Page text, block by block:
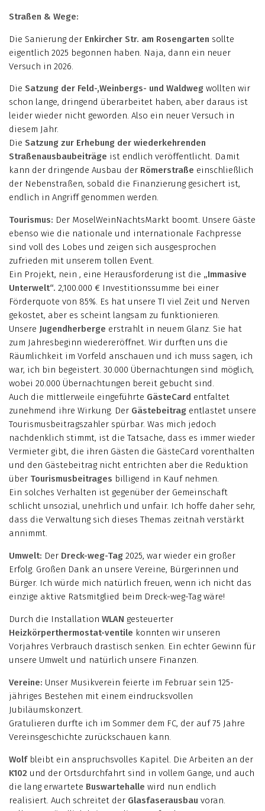
Straßen & Wege:
Die Sanierung der Enkircher Str. am Rosengarten sollte
eigentlich 2025 begonnen haben. Naja, dann ein neuer
Versuch in 2026.
Die Satzung der Feld-,Weinbergs- und Waldweg wollten wir
schon lange, dringend überarbeitet haben, aber daraus ist
leider wieder nicht geworden. Also ein neuer Versuch in
diesem Jahr.
Die Satzung zur Erhebung der wiederkehrenden
Straßenausbaubeiträge ist endlich veröffentlicht. Damit
kann der dringende Ausbau der Römerstraße einschließlich
der Nebenstraßen, sobald die Finanzierung gesichert ist,
endlich in Angriff genommen werden.
Tourismus: Der MoselWeinNachtsMarkt boomt. Unsere Gäste
ebenso wie die nationale und internationale Fachpresse
sind voll des Lobes und zeigen sich ausgesprochen
zufrieden mit unserem tollen Event.
Ein Projekt, nein , eine Herausforderung ist die „Immasive
Unterwelt“. 2,100.000 € Investitionssumme bei einer
Förderquote von 85%. Es hat unsere TI viel Zeit und Nerven
gekostet, aber es scheint langsam zu funktionieren.
Unsere Jugendherberge erstrahlt in neuem Glanz. Sie hat
zum Jahresbeginn wiedereröffnet. Wir durften uns die
Räumlichkeit im Vorfeld anschauen und ich muss sagen, ich
war, ich bin begeistert. 30.000 Übernachtungen sind möglich,
wobei 20.000 Übernachtungen bereit gebucht sind.
Auch die mittlerweile eingeführte GästeCard entfaltet
zunehmend ihre Wirkung. Der Gästebeitrag entlastet unsere
Tourismusbeitragszahler spürbar. Was mich jedoch
nachdenklich stimmt, ist die Tatsache, dass es immer wieder
Vermieter gibt, die ihren Gästen die GästeCard vorenthalten
und den Gästebeitrag nicht entrichten aber die Reduktion
über Tourismusbeitrages billigend in Kauf nehmen.
Ein solches Verhalten ist gegenüber der Gemeinschaft
schlicht unsozial, unehrlich und unfair. Ich hoffe daher sehr,
dass die Verwaltung sich dieses Themas zeitnah verstärkt
annimmt.
Umwelt: Der Dreck-weg-Tag 2025, war wieder ein großer
Erfolg. Großen Dank an unsere Vereine, Bürgerinnen und
Bürger. Ich würde mich natürlich freuen, wenn ich nicht das
einzige aktive Ratsmitglied beim Dreck-weg-Tag wäre!
Durch die Installation WLAN gesteuerter
Heizkörperthermostat-ventile konnten wir unseren
Vorjahres Verbrauch drastisch senken. Ein echter Gewinn für
unsere Umwelt und natürlich unsere Finanzen.
Vereine: Unser Musikverein feierte im Februar sein 125-
jähriges Bestehen mit einem eindrucksvollen
Jubiläumskonzert.
Gratulieren durfte ich im Sommer dem FC, der auf 75 Jahre
Vereinsgeschichte zurückschauen kann.
Wolf bleibt ein anspruchsvolles Kapitel. Die Arbeiten an der
K102 und der Ortsdurchfahrt sind in vollem Gange, und auch
die lang erwartete Buswartehalle wird nun endlich
realisiert. Auch schreitet der Glasfaserausbau voran.